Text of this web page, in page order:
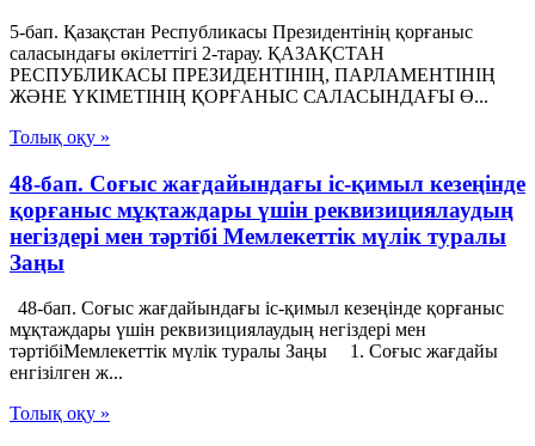
5-бап. Қазақстан Республикасы Президентінің қорғаныс
саласындағы өкілеттігі 2-тарау. ҚАЗАҚСТАН
РЕСПУБЛИКАСЫ ПРЕЗИДЕНТIНIҢ, ПАРЛАМЕНТIНIҢ
ЖӘНЕ ҮКIМЕТIНIҢ ҚОРҒАНЫС САЛАСЫНДАҒЫ Ө...
Толық оқу »
48-бап. Соғыс жағдайындағы іс-қимыл кезеңінде
қорғаныс мұқтаждары үшін реквизициялаудың
негіздері мен тәртібі Мемлекеттік мүлік туралы
Заңы
48-бап. Соғыс жағдайындағы іс-қимыл кезеңінде қорғаныс
мұқтаждары үшін реквизициялаудың негіздері мен
тәртібіМемлекеттік мүлік туралы Заңы 1. Соғыс жағдайы
енгізілген ж...
Толық оқу »